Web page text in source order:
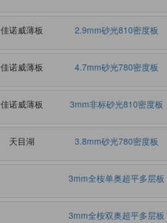
佳诺威薄板 2.9mm砂光810密度板
佳诺威薄板 4.7mm砂光780密度板
佳诺威薄板 3mm非标砂光810密度板
天目湖 3.8mm砂光780密度板
3mm全桉单奥超平多层板
3mm全桉双奥超平多层板